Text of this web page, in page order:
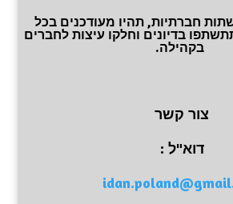
חברתיות, תהיו מעודכנים בכל
בדיונים וחלקו עיצות לחברים
בקהילה.
צור קשר
דוא"ל :